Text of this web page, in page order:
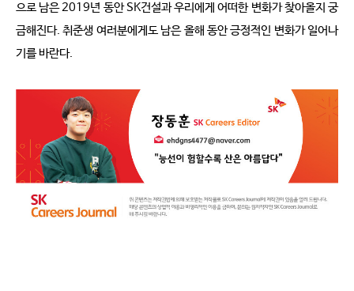
으로 남은 2019년 동안 SK건설과 우리에게 어떠한 변화가 찾아올지 궁
금해진다. 취준생 여러분에게도 남은 올해 동안 긍정적인 변화가 일어나
기를 바란다.